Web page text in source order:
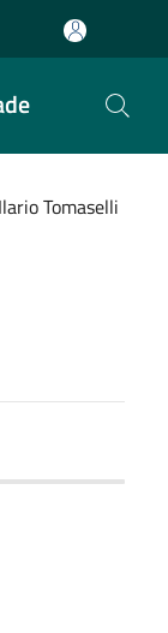
Ilario Tomaselli